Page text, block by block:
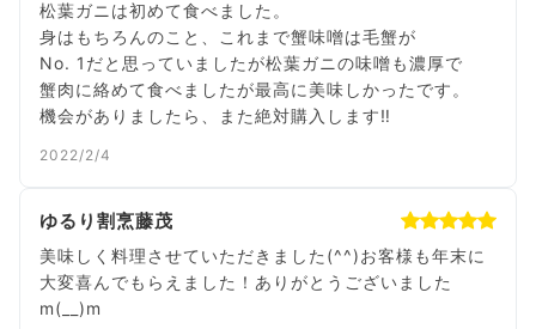
松葉ガニは初めて食べました。
身はもちろんのこと、これまで蟹味噌は毛蟹が
No. 1だと思っていましたが松葉ガニの味噌も濃厚で
蟹肉に絡めて食べましたが最高に美味しかったです。
2022/2/4
ゆるり割烹藤茂
美味しく料理させていただきました(^^)お客様も年末に
大変喜んでもらえました！ありがとうございました
m(__)m